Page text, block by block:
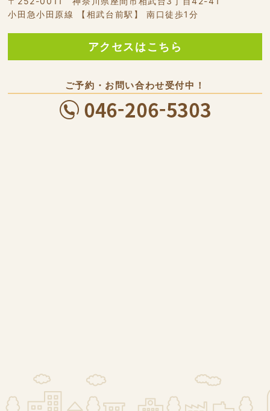
小田急小田原線 【相武台前駅】 南口徒歩1分
アクセスはこちら
ご予約・お問い合わせ受付中！